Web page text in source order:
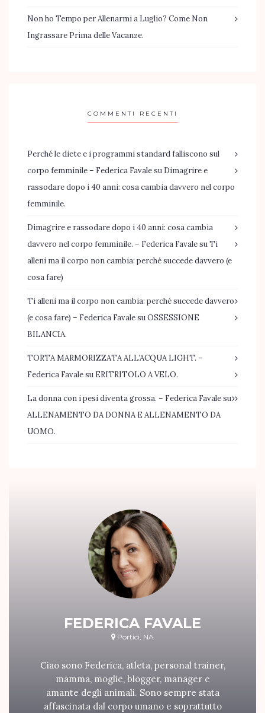
Non ho Tempo per Allenarmi a Luglio? Come Non
Ingrassare Prima delle Vacanze.
COMMENTI RECENTI
Perché le diete e i programmi standard falliscono sul
corpo femminile – Federica Favalesu Dimagrire e
rassodare dopo i 40 anni: cosa cambia davvero nel corpo
femminile.
Dimagrire e rassodare dopo i 40 anni: cosa cambia
davvero nel corpo femminile. – Federica FavalesuTi
alleni ma il corpo non cambia: perché succede davvero (e
cosa fare)
Ti alleni ma il corpo non cambia: perché succede davvero
(e cosa fare) – Federica FavalesuOSSESSIONE
BILANCIA.
TORTA MARMORIZZATA ALL’ACQUA LIGHT. –
Federica Favalesu ERITRITOLO A VELO.
La donna con i pesi diventa grossa. – Federica Favalesu
ALLENAMENTO DA DONNA E ALLENAMENTO DA
UOMO.
FEDERICA FAVALE
Portici, NA
Ciao sono Federica, atleta, personal trainer,
mamma, moglie, blogger, manager e
amante degli animali. Sono sempre stata
affascinata dal corpo umano e soprattutto